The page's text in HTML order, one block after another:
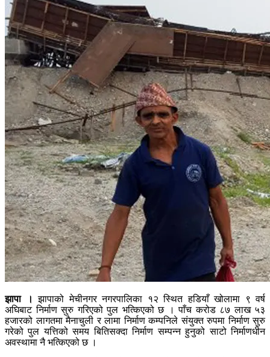
झापा । झापाको मेचीनगर नगरपालिका १२ स्थित हडियाँ खोलामा ९ वर्ष
अघिबाट निर्माण सुरु गरिएको पुल भत्किएको छ । पाँच करोड ८७ लाख ५३
हजारको लागतमा मैनाचुली र लामा निर्माण कम्पनिले संयुक्त रुपमा निर्माण सुरु
गरेको पुल यत्तिको समय बितिसक्दा निर्माण सम्पन्न हुनुको साटो निर्माणधीन
अवस्थामा नै भत्किएको छ ।